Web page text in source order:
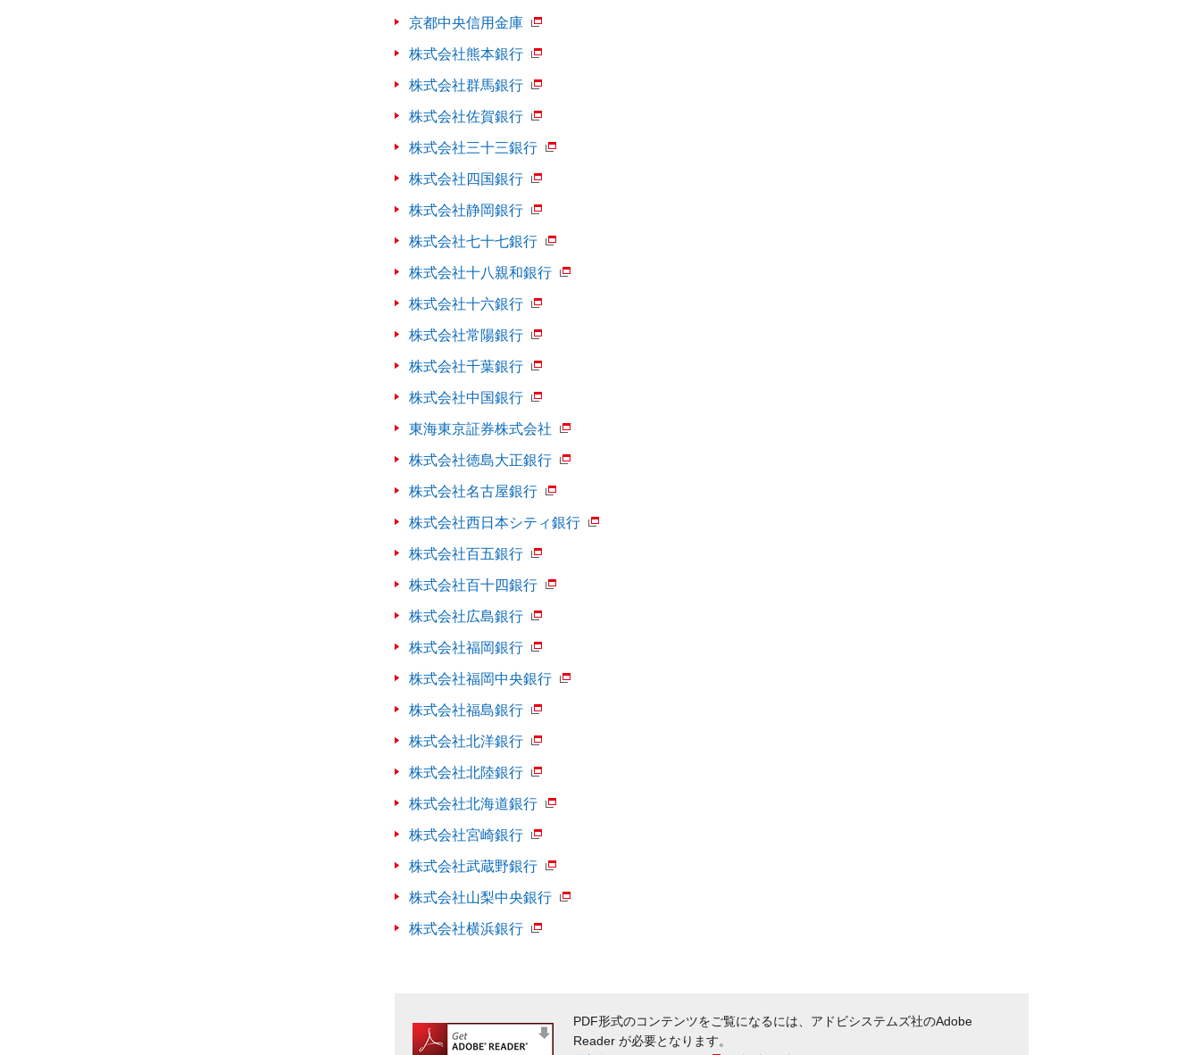
京都中央信用金庫
株式会社熊本銀行
株式会社群馬銀行
株式会社佐賀銀行
株式会社三十三銀行
株式会社四国銀行
株式会社静岡銀行
株式会社七十七銀行
株式会社十八親和銀行
株式会社十六銀行
株式会社常陽銀行
株式会社千葉銀行
株式会社中国銀行
東海東京証券株式会社
株式会社徳島大正銀行
株式会社名古屋銀行
株式会社西日本シティ銀行
株式会社百五銀行
株式会社百十四銀行
株式会社広島銀行
株式会社福岡銀行
株式会社福岡中央銀行
株式会社福島銀行
株式会社北洋銀行
株式会社北陸銀行
株式会社北海道銀行
株式会社宮崎銀行
株式会社武蔵野銀行
株式会社山梨中央銀行
株式会社横浜銀行
PDF形式のコンテンツをご覧になるには、アドビシステムズ社のAdobe
Reader が必要となります。